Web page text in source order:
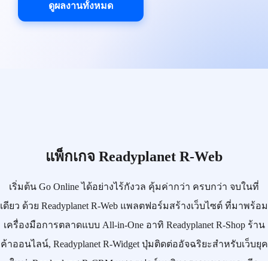
ดูผลงานทั้งหมด
แพ็กเกจ Readyplanet R-Web
เริ่มต้น Go Onlineได้อย่างไร้กังวล คุ้มค่ากว่า ครบกว่า จบในที่
เดียว ด้วย Readyplanet R-Web แพลตฟอร์มสร้างเว็บไซต์ ที่มาพร้อม
เครื่องมือการตลาดแบบ All-in-Oneอาทิ Readyplanet R-Shopร้าน
ค้าออนไลน์, Readyplanet R-Widgetปุ่มติดต่ออัจฉริยะสำหรับเว็บยุค